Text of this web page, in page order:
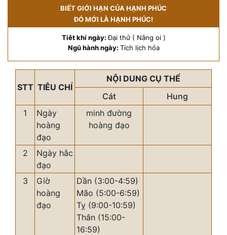
BIẾT GIỚI HẠN CỦA HẠNH PHÚC
ĐÓ MỚI LÀ HẠNH PHÚC!
Tiêt khí ngày:Đại thử ( Nắng oi )
Ngũ hành ngày: Tích lịch hỏa
STT TIÊU CHÍ
NỘI DUNG CỤ THỂ
Cát
Hung
1
Ngày
hoàng
đạo
minh đường
hoàng đạo
2
Ngày hắc
đạo
3
Giờ
hoàng
đạo
Dần (3:00-4:59)
Mão (5:00-6:59)
Tỵ (9:00-10:59)
Thân (15:00-
16:59)